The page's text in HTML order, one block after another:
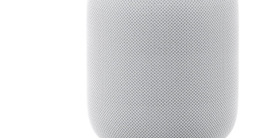
了
解
HomePod<